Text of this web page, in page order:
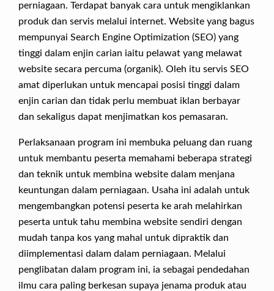
perniagaan. Terdapat banyak cara untuk mengiklankan
produk dan servis melalui internet. Website yang bagus
mempunyai Search Engine Optimization (SEO) yang
tinggi dalam enjin carian iaitu pelawat yang melawat
website secara percuma (organik). Oleh itu servis SEO
amat diperlukan untuk mencapai posisi tinggi dalam
enjin carian dan tidak perlu membuat iklan berbayar
dan sekaligus dapat menjimatkan kos pemasaran.
Perlaksanaan program ini membuka peluang dan ruang
untuk membantu peserta memahami beberapa strategi
dan teknik untuk membina website dalam menjana
keuntungan dalam perniagaan. Usaha ini adalah untuk
mengembangkan potensi peserta ke arah melahirkan
peserta untuk tahu membina website sendiri dengan
mudah tanpa kos yang mahal untuk dipraktik dan
diimplementasi dalam dalam perniagaan. Melalui
penglibatan dalam program ini, ia sebagai pendedahan
ilmu cara paling berkesan supaya jenama produk atau